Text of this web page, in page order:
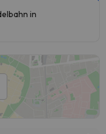
in